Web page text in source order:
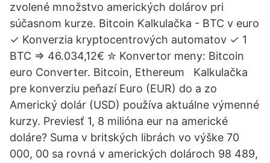
zvolené množstvo amerických dolárov pri
súčasnom kurze. Bitcoin Kalkulačka - BTC v euro
✓ Konverzia kryptocentrových automatov ✓ 1
BTC => 46.034,12€ ✮ Konvertor meny: Bitcoin
euro Converter. Bitcoin, Ethereum Kalkulačka
pre konverziu peňazí Euro (EUR) do a zo
Americký dolár (USD) používa aktuálne výmenné
kurzy. Previesť 1, 8 milióna eur na americké
doláre? Suma v britských librách vo výške 70
000, 00 sa rovná v amerických dolároch 98 489,